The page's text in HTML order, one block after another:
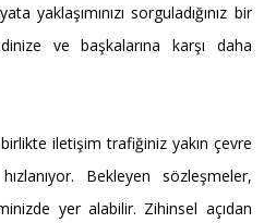
yaklaşımınızı sorguladığınız bir
ve başkalarına karşı daha
iletişim trafiğiniz yakın çevre
Bekleyen sözleşmeler,
yer alabilir. Zihinsel açıdan